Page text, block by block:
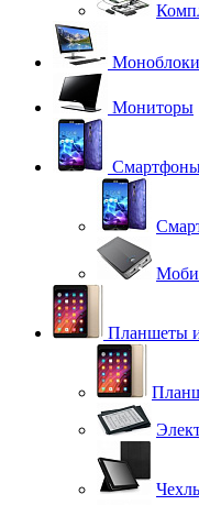
Моноблоки
Мониторы
Планшеты